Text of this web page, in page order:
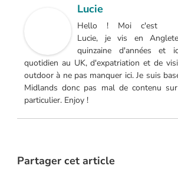
Lucie
Hello ! Moi c'est
Lucie, je vis en
quinzaine d'années et
quotidien au UK, d'expatriation et de
outdoor à ne pas manquer ici. Je suis
Midlands donc pas mal de contenu
particulier. Enjoy !
Partager cet article